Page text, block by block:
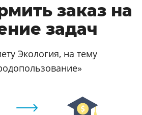
заказ на
задач
Экология, на тему